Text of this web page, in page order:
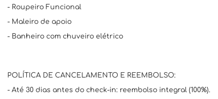
- Roupeiro Funcional
- Maleiro de apoio
- Banheiro com chuveiro elétrico
POLÍTICA DE CANCELAMENTO E REEMBOLSO:
- Até 30 dias antes do check-in: reembolso integral (100%).